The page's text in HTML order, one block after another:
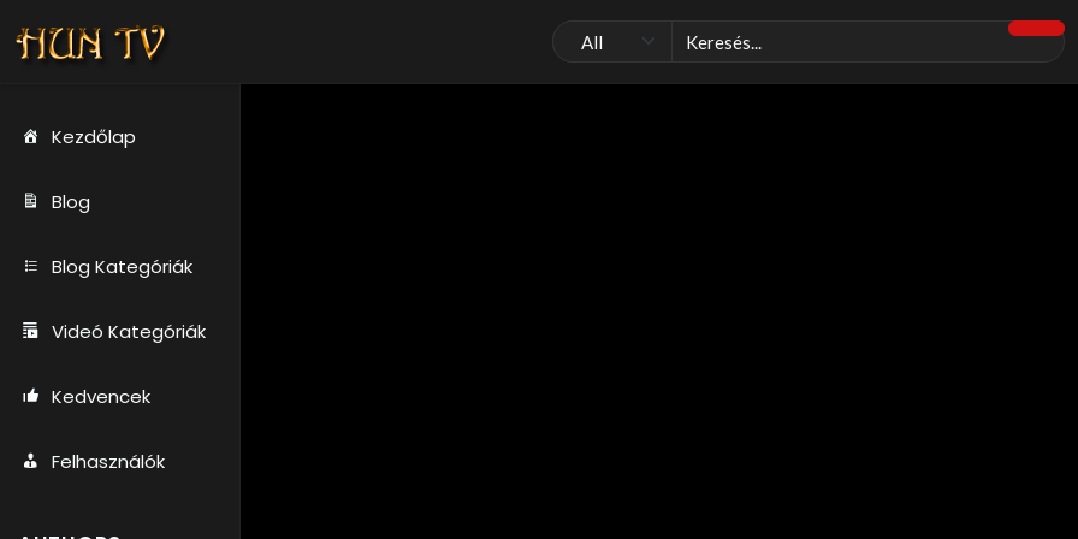
Kezdőlap
Blog
Blog Kategóriák
Videó Kategóriák
Kedvencek
Felhasználók